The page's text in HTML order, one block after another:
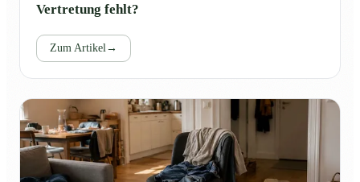
Vertretung fehlt?
Zum Artikel →